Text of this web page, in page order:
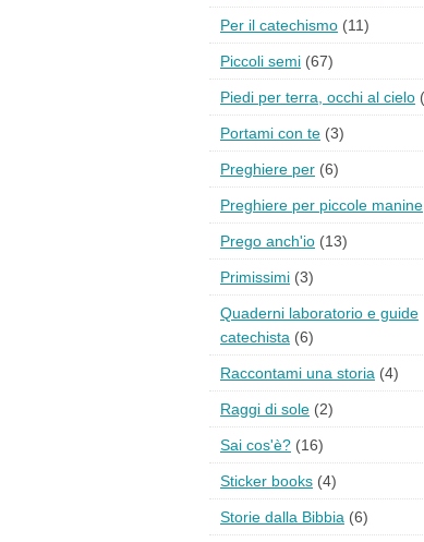
Per il catechismo (11)
Piccoli semi (67)
Piedi per terra, occhi al cielo
Portami con te (3)
Preghiere per (6)
Preghiere per piccole manine
Prego anch'io (13)
Primissimi (3)
Quaderni laboratorio e guide
catechista (6)
Raccontami una storia (4)
Raggi di sole (2)
Sai cos'è? (16)
Sticker books (4)
Storie dalla Bibbia (6)